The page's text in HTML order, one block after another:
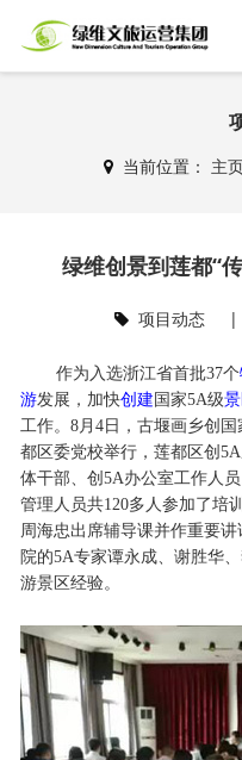
当前位置： 主
绿维创景到莲都“
项目动态
作为入选浙江省首批37个
游发展，加快创建 国家5A级
工作。8月4日，古堰画乡创
都区委党校举行，莲都区创
体干部、创5A办公室工作人
管理人员共120多人参加了培
周海忠出席辅导课并作重要讲
院的5A专家谭永成、谢胜华
游景区经验。